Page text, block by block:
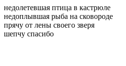
недолетевшая птица в кастрюле
недоплывшая рыба на сковороде
прячу от лены своего зверя
шепчу спасибо